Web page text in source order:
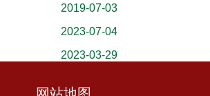
2019-07-03
2023-07-04
2023-03-29